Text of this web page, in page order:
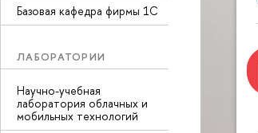
Базовая кафедра фирмы 1С
ЛАБОРАТОРИИ
Научно-учебная
лаборатория облачных и
мобильных технологий